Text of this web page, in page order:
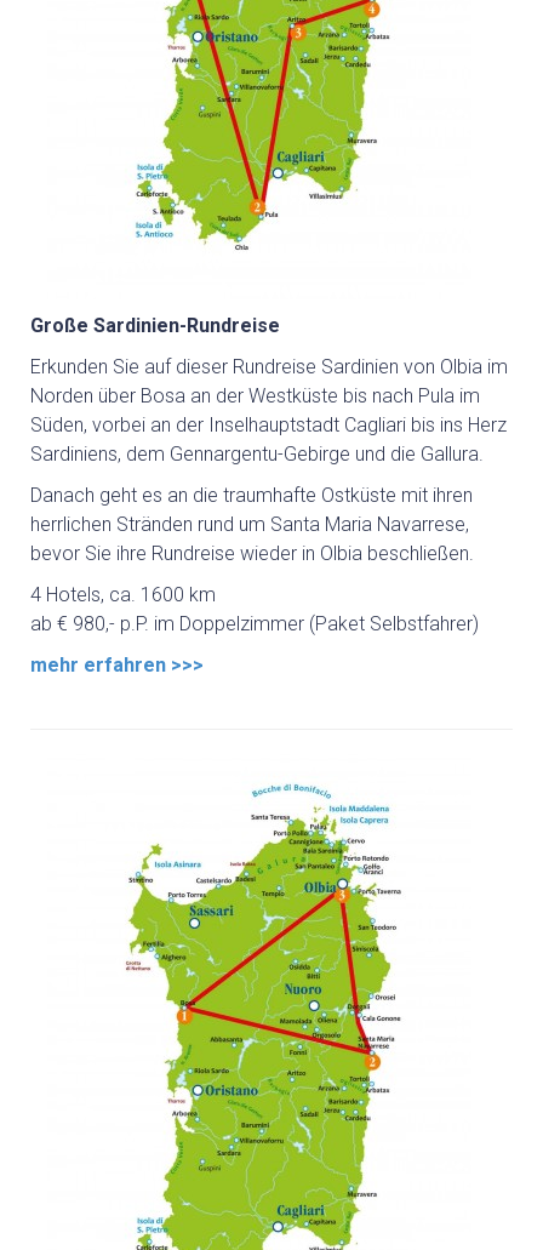
Große Sardinien-Rundreise
Erkunden Sie auf dieser Rundreise Sardinien von Olbia im
Norden über Bosa an der Westküste bis nach Pula im
Süden, vorbei an der Inselhauptstadt Cagliari bis ins Herz
Sardiniens, dem Gennargentu-Gebirge und die Gallura.
Danach geht es an die traumhafte Ostküste mit ihren
herrlichen Stränden rund um Santa Maria Navarrese,
bevor Sie ihre Rundreise wieder in Olbia beschließen.
4 Hotels, ca. 1600 km
ab € 980,- p.P. im Doppelzimmer (Paket Selbstfahrer)
mehr erfahren >>>